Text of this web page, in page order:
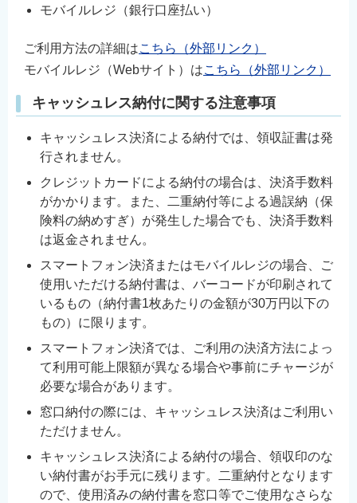
モバイルレジ（銀行口座払い）
ご利用方法の詳細はこちら（外部リンク）
モバイルレジ（Webサイト）はこちら（外部リンク）
キャッシュレス納付に関する注意事項
キャッシュレス決済による納付では、領収証書は発
行されません。
クレジットカードによる納付の場合は、決済手数料
がかかります。また、二重納付等による過誤納（保
険料の納めすぎ）が発生した場合でも、決済手数料
は返金されません。
スマートフォン決済またはモバイルレジの場合、ご
使用いただける納付書は、バーコードが印刷されて
いるもの（納付書1枚あたりの金額が30万円以下の
もの）に限ります。
スマートフォン決済では、ご利用の決済方法によっ
て利用可能上限額が異なる場合や事前にチャージが
必要な場合があります。
窓口納付の際には、キャッシュレス決済はご利用い
ただけません。
キャッシュレス決済による納付の場合、領収印のな
い納付書がお手元に残ります。二重納付となります
ので、使用済みの納付書を窓口等でご使用なさらな